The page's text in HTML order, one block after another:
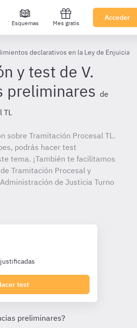
Esquemas Mes gratis
Acceder
declarativos en la Ley de
y test de V.
preliminares de
TL
sobre Tramitación Procesal TL.
podrás hacer test
tema. ¡También te facilitamos
Tramitación Procesal y
de Justicia Turno
test